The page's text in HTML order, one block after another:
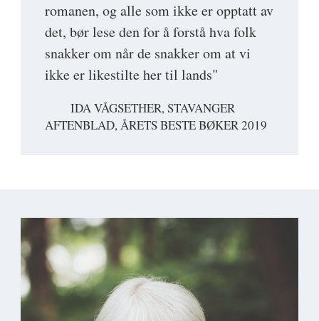
romanen, og alle som ikke er opptatt av
det, bør lese den for å forstå hva folk
snakker om når de snakker om at vi
ikke er likestilte her til lands"
IDA VÅGSETHER, STAVANGER
AFTENBLAD, ÅRETS BESTE BØKER 2019